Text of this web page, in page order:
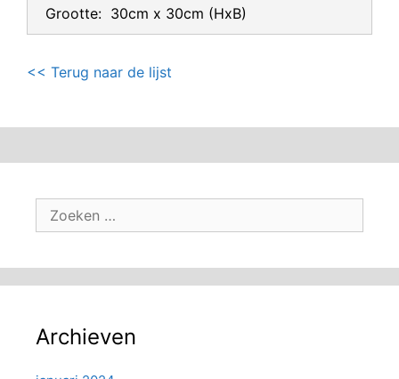
Grootte: 30cm x 30cm (HxB)
<< Terug naar de lijst
Zoek
Archieven